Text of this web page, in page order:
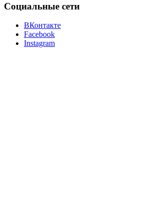
Социальные сети
ВКонтакте
Facebook
Instagram